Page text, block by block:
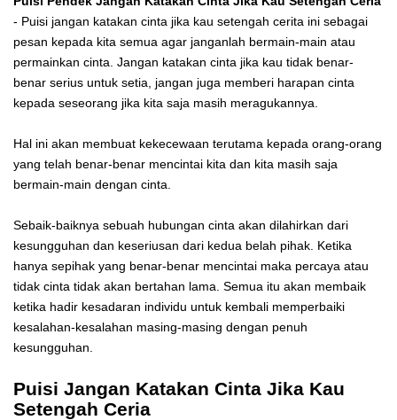
- Puisi jangan katakan cinta jika kau setengah cerita ini sebagai
pesan kepada kita semua agar janganlah bermain-main atau
permainkan cinta. Jangan katakan cinta jika kau tidak benar-
benar serius untuk setia, jangan juga memberi harapan cinta
kepada seseorang jika kita saja masih meragukannya.
Hal ini akan membuat kekecewaan terutama kepada orang-orang
yang telah benar-benar mencintai kita dan kita masih saja
bermain-main dengan cinta.
Sebaik-baiknya sebuah hubungan cinta akan dilahirkan dari
kesungguhan dan keseriusan dari kedua belah pihak. Ketika
hanya sepihak yang benar-benar mencintai maka percaya atau
tidak cinta tidak akan bertahan lama. Semua itu akan membaik
ketika hadir kesadaran individu untuk kembali memperbaiki
kesalahan-kesalahan masing-masing dengan penuh
kesungguhan.
Puisi Jangan Katakan Cinta Jika Kau
Setengah Ceria